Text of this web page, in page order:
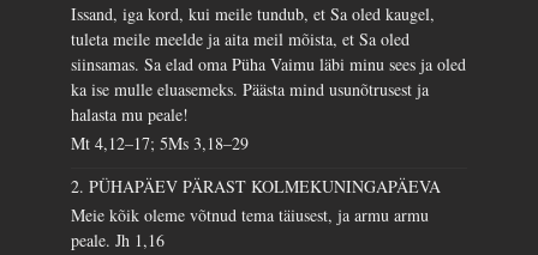
Issand, iga kord, kui meile tundub, et Sa oled kaugel,
tuleta meile meelde ja aita meil mõista, et Sa oled
siinsamas. Sa elad oma Püha Vaimu läbi minu sees ja oled
ka ise mulle eluasemeks. Päästa mind usunõtrusest ja
halasta mu peale!
Mt 4,12–17; 5Ms 3,18–29
2. PÜHAPÄEV PÄRAST KOLMEKUNINGAPÄEVA
Meie kõik oleme võtnud tema täiusest, ja armu armu
peale.Jh 1,16